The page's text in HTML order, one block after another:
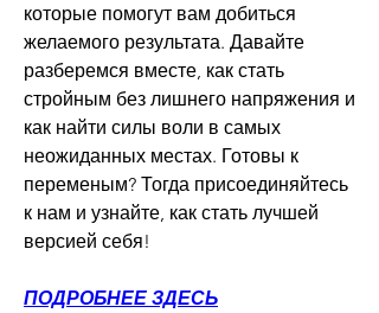
которые помогут вам добиться
желаемого результата. Давайте
разберемся вместе, как стать
стройным без лишнего напряжения и
как найти силы воли в самых
неожиданных местах. Готовы к
переменым? Тогда присоединяйтесь
к нам и узнайте, как стать лучшей
версией себя!
ПОДРОБНЕЕ ЗДЕСЬ